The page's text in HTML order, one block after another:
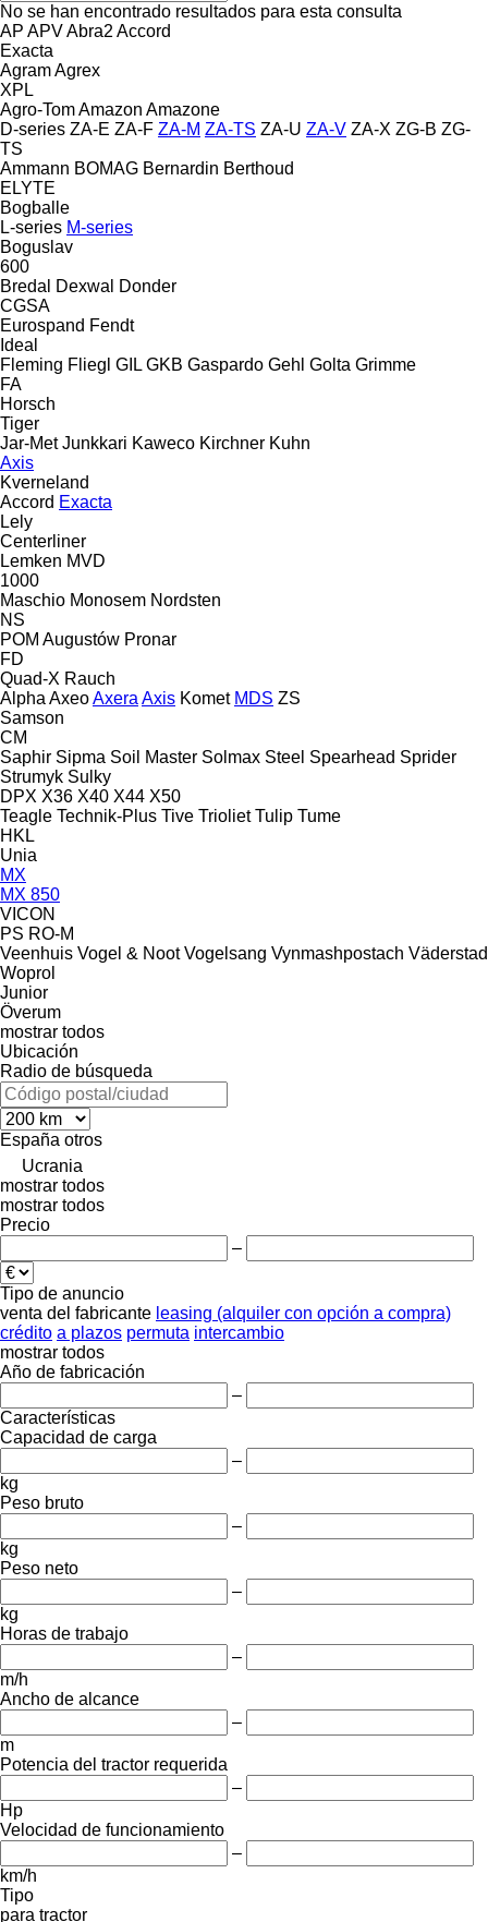
No se han encontrado resultados para esta consulta
AP APVAbra2 Accord
Exacta
AgramAgrex
XPL
Agro-TomAmazon Amazone
D-series ZA-E ZA-F ZA-M ZA-TS ZA-U ZA-V ZA-X ZG-B ZG-
TS
Ammann BOMAG Bernardin Berthoud
ELYTE
Bogballe
L-series M-series
Boguslav
600
Bredal
Dexwal
Donder
CGSA
Eurospand Fendt
Ideal
Fleming Fliegl GIL GKB Gaspardo Gehl Golta Grimme
FA
Horsch
Tiger
Jar-Met Junkkari Kaweco Kirchner Kuhn
Axis
Kverneland
Accord Exacta
Lely
Centerliner
Lemken MVD
1000
Maschio Monosem Nordsten
NS
POM Augustów Pronar
FD
Quad-X Rauch
Alpha AxeoAxera Axis Komet MDS ZS
Samson
CM
Saphir Sipma Soil Master Solmax Steel Spearhead Sprider
Strumyk Sulky
DPX X36 X40 X44 X50
Teagle Technik-Plus Tive Trioliet Tulip Tume
HKL
Unia
MX
MX 850
VICON
PS RO-M
Veenhuis Vogel & Noot Vogelsang Vynmashpostach Väderstad
Woprol
Junior
Överum
mostrar todos
Ubicación
Radio de búsqueda
España otros
Ucrania
mostrar todos
mostrar todos
Precio
–
Tipo de anuncio
venta del fabricante leasing (alquiler con opción a compra)
crédito a plazos permuta intercambio
mostrar todos
Año de fabricación
–
Características
Capacidad de carga
–
kg
Peso bruto
–
kg
Peso neto
–
kg
Horas de trabajo
–
m/h
Ancho de alcance
–
m
Potencia del tractor requerida
–
Hp
Velocidad de funcionamiento
–
km/h
Tipo
para tractor